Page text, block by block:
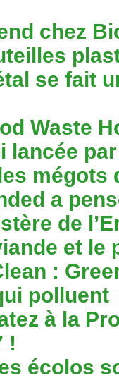
chez
se fait
Waste
lancée
mégots
a
de
et le
:
polluent
à la
!
écolos